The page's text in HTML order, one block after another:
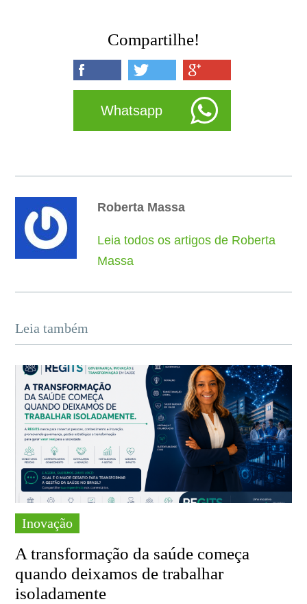
Compartilhe!
Whatsapp
Roberta Massa
Leia todos os artigos de Roberta
Massa
Leia também
Inovação
A transformação da saúde começa
quando deixamos de trabalhar
isoladamente